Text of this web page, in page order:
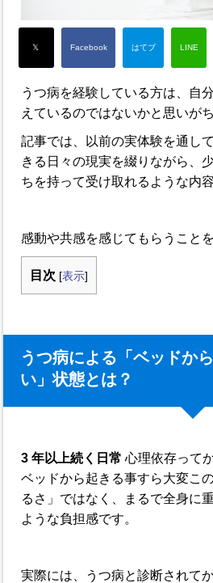
うつ病を経験している方は、自
えているのではないかと思いがち
記事では、以前の実体験を通し
きる日々の現実を綴りながら、
ちを持って受け取れるような内
感動や共感を感じてもらうこと
目次 [表示]
うつ病による「ベッドか
い」状態とは？
3 年以上続く日常 心理依存って
ベッドから起きる事すら大変こ
るさ」ではなく、まるで全身に
ような負担感です。
実際には、うつ病と診断されて